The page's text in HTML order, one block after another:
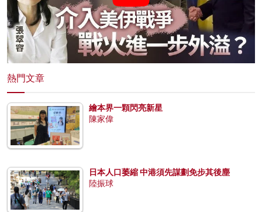
熱門文章
繪本界一顆閃亮新星
陳家偉
日本人口萎縮 中港須先謀劃免步其後塵
陸振球